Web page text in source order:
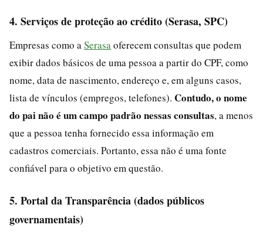
4. Serviços de proteção ao crédito (Serasa, SPC)
Empresas como a Serasa oferecem consultas que podem
exibir dados básicos de uma pessoa a partir do CPF, como
nome, data de nascimento, endereço e, em alguns casos,
lista de vínculos (empregos, telefones). Contudo, o nome
do pai não é um campo padrão nessas consultas, a menos
que a pessoa tenha fornecido essa informação em
cadastros comerciais. Portanto, essa não é uma fonte
confiável para o objetivo em questão.
5. Portal da Transparência (dados públicos
governamentais)